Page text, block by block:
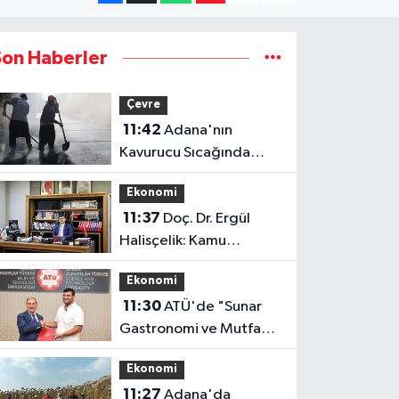
Haberler
Çevre
11:42
Kavurucu Sıcağında
İşçilerin Zorlu Asfalt
Mesaisi Sürüyor
Ekonomi
11:37
Halisçelik: Kamu
Maliyesi Karmaşık ve Zor
İzlenebilir Bir Yapıya
Dönüştü
Ekonomi
11:30ATÜ'de "Sunar
Gastronomi ve Mutfak
Sanatları Akademisi"
Kuruluyor
Ekonomi
11:27